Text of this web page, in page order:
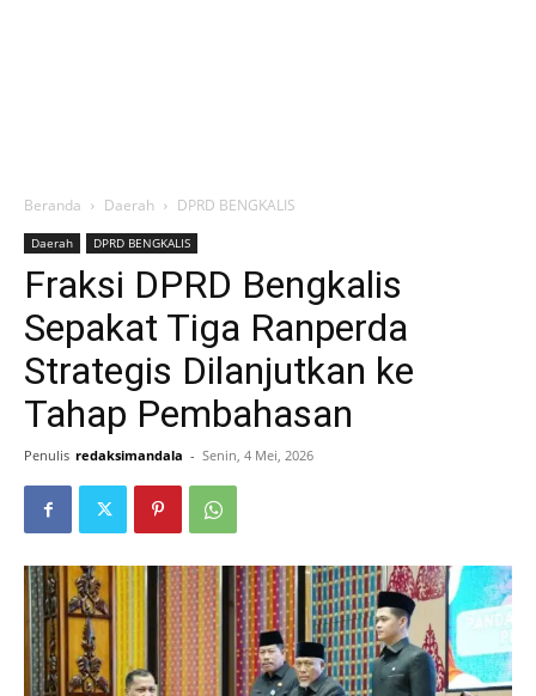
Beranda Daerah DPRD BENGKALIS
Daerah DPRD BENGKALIS
Fraksi DPRD Bengkalis
Sepakat Tiga Ranperda
Strategis Dilanjutkan ke
Tahap Pembahasan
Penulis redaksimandala - Senin, 4 Mei, 2026